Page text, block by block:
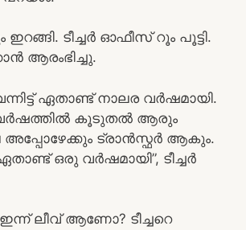
ഇറങ്ങി. ടീച്ചർ ഓഫീസ് റൂം പൂട്ടി.
ആരംഭിച്ചു.
ഏതാണ്ട് നാലര വർഷമായി.
വർഷത്തിൽ കൂടുതൽ ആരും
അപ്പോഴേക്കും ട്രാൻസ്ഫർ ആകും.
ഒരു വർഷമായി”, ടീച്ചർ
ഇന്ന് ലീവ് ആണോ? ടീച്ചറെ